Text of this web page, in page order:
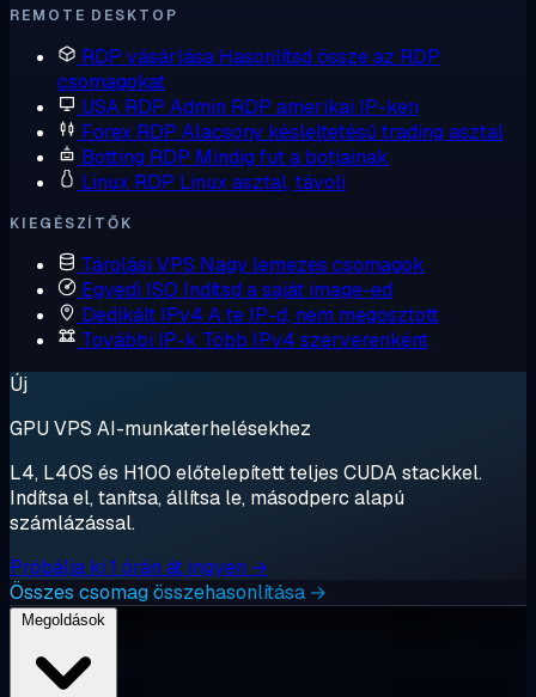
REMOTE DESKTOP
RDP vásárlása Hasonlítsd össze az RDP
csomagokat
USA RDP Admin RDP amerikai IP-ken
Forex RDP Alacsony késleltetésű trading asztal
Botting RDP Mindig fut a botjainak
Linux RDP Linux asztal, távoli
KIEGÉSZÍTŐK
Tárolási VPS Nagy lemezes csomagok
Egyedi ISO Indítsd a saját image-ed
Dedikált IPv4 A te IP-d, nem megosztott
További IP-k Több IPv4 szerverenként
Új
GPU VPS AI-munkaterhelésekhez
L4, L40S és H100 előtelepített teljes CUDA stackkel.
Indítsa el, tanítsa, állítsa le, másodperc alapú
számlázással.
Próbálja ki 1 órán át ingyen →
Összes csomag összehasonlítása →